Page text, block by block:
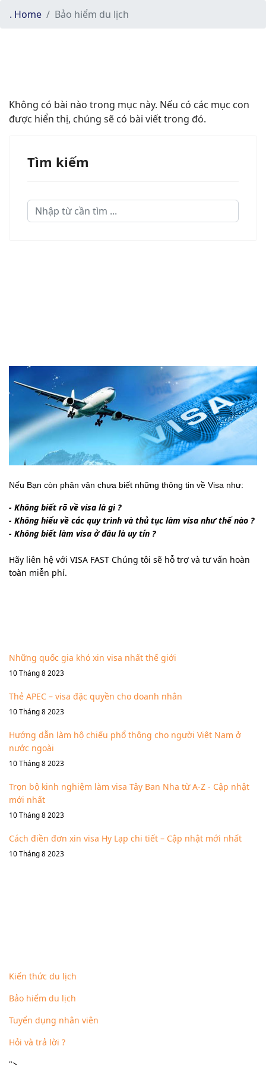
. Home Bảo hiểm du lịch
Không có bài nào trong mục này. Nếu có các mục con
được hiển thị, chúng sẽ có bài viết trong đó.
Tìm kiếm
Tìm
kiếm...
Nếu Bạn còn phân vân chưa biết những thông tin về Visa như:
- Không biết rõ về visa là gì ?
- Không hiểu về các quy trình và thủ tục làm visa như thế nào ?
- Không biết làm visa ở đâu là uy tín ?
Hãy liên hệ với VISA FAST Chúng tôi sẽ hỗ trợ và tư vấn hoàn
toàn miễn phí.
Những quốc gia khó xin visa nhất thế giới
10 Tháng 8 2023
Thẻ APEC – visa đặc quyền cho doanh nhân
10 Tháng 8 2023
Hướng dẫn làm hộ chiếu phổ thông cho người Việt Nam ở
nước ngoài
10 Tháng 8 2023
Trọn bộ kinh nghiệm làm visa Tây Ban Nha từ A-Z - Cập nhật
mới nhất
10 Tháng 8 2023
Cách điền đơn xin visa Hy Lạp chi tiết – Cập nhật mới nhất
10 Tháng 8 2023
Kiến thức du lịch
Bảo hiểm du lịch
Tuyển dụng nhân viên
Hỏi và trả lời ?